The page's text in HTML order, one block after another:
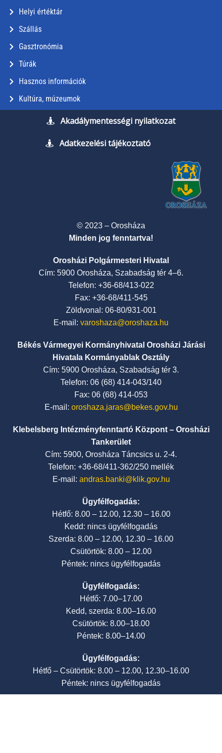
Helyi értéktár
Szállás
Gasztronómia
Túrák
Hasznos információk
Kultúra, múzeumok
Akadálymentességi nyilatkozat
Adatkezelési tájékoztató
© 2023 – Orosháza
Minden jog fenntartva!
Orosházi Polgármesteri Hivatal
Cím: 5900 Orosháza, Szabadság tér 4–6.
Telefon: +36-68/413-022
Fax: +36-68/411-545
Zöldvonal: 06-80/931-001
E-mail: varoshaza@oroshaza.hu
Békés Vármegyei Kormányhivatal Orosházi Járási
Hivatala Kormányablak Osztály
Cím: 5900 Orosháza, Szabadság tér 3.
Telefon: 06 (68) 414-043/140
Fax: 06 (68) 414-053
E-mail: oroshaza.jaras@bekes.gov.hu
Klebelsberg Intézményfenntartó Központ – Orosházi
Tankerület
Cím: 5900, Orosháza Táncsics u. 2-4.
Telefon: +36-68/411-362/250 mellék
E-mail: andras.banki@klik.gov.hu
Ügyfélfogadás:
Hétfő: 8.00 – 12.00, 12.30 – 16.00
Kedd: nincs ügyfélfogadás
Szerda: 8.00 – 12.00, 12.30 – 16.00
Csütörtök: 8.00 – 12.00
Péntek: nincs ügyfélfogadás
Ügyfélfogadás:
Hétfő: 7.00–17.00
Kedd, szerda: 8.00–16.00
Csütörtök: 8.00–18.00
Péntek: 8.00–14.00
Ügyfélfogadás:
Hétfő – Csütörtök: 8.00 – 12.00, 12.30–16.00
Péntek: nincs ügyfélfogadás